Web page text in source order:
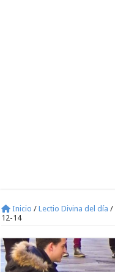
Inicio / Lectio Divina del día /
12-14